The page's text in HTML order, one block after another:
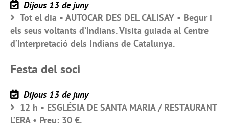
Dijous 13 de juny
Tot el dia • AUTOCAR DES DEL CALISAY • Begur i
els seus voltants d’Indians. Visita guiada al Centre
d’Interpretació dels Indians de Catalunya.
Festa del soci
Dijous 13 de juny
12 h • ESGLÉSIA DE SANTA MARIA / RESTAURANT
L’ERA • Preu: 30 €.